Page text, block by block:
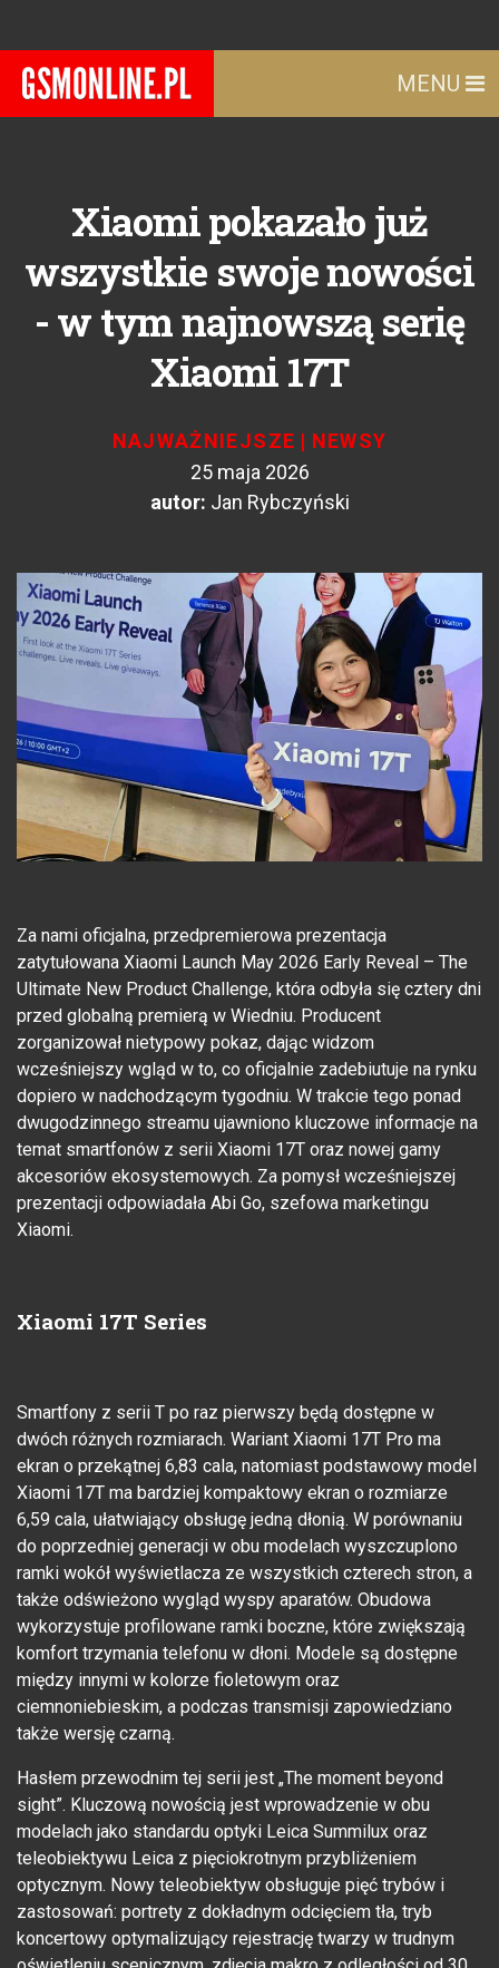
MENU
Xiaomi pokazało już
wszystkie swoje nowości
- w tym najnowszą serię
Xiaomi 17T
NAJWAŻNIEJSZE | NEWSY
25 maja 2026
autor: Jan Rybczyński
Za nami oficjalna, przedpremierowa prezentacja
zatytułowana Xiaomi Launch May 2026 Early Reveal – The
Ultimate New Product Challenge, która odbyła się cztery dni
przed globalną premierą w Wiedniu. Producent
zorganizował nietypowy pokaz, dając widzom
wcześniejszy wgląd w to, co oficjalnie zadebiutuje na rynku
dopiero w nadchodzącym tygodniu. W trakcie tego ponad
dwugodzinnego streamu ujawniono kluczowe informacje na
temat smartfonów z serii Xiaomi 17T oraz nowej gamy
akcesoriów ekosystemowych. Za pomysł wcześniejszej
prezentacji odpowiadała Abi Go, szefowa marketingu
Xiaomi.
Xiaomi 17T Series
Smartfony z serii T po raz pierwszy będą dostępne w
dwóch różnych rozmiarach. Wariant Xiaomi 17T Pro ma
ekran o przekątnej 6,83 cala, natomiast podstawowy model
Xiaomi 17T ma bardziej kompaktowy ekran o rozmiarze
6,59 cala, ułatwiający obsługę jedną dłonią. W porównaniu
do poprzedniej generacji w obu modelach wyszczuplono
ramki wokół wyświetlacza ze wszystkich czterech stron, a
także odświeżono wygląd wyspy aparatów. Obudowa
wykorzystuje profilowane ramki boczne, które zwiększają
komfort trzymania telefonu w dłoni. Modele są dostępne
między innymi w kolorze fioletowym oraz
ciemnoniebieskim, a podczas transmisji zapowiedziano
także wersję czarną.
Hasłem przewodnim tej serii jest „The moment beyond
sight”. Kluczową nowością jest wprowadzenie w obu
modelach jako standardu optyki Leica Summilux oraz
teleobiektywu Leica z pięciokrotnym przybliżeniem
optycznym. Nowy teleobiektyw obsługuje pięć trybów i
zastosowań: portrety z dokładnym odcięciem tła, tryb
koncertowy optymalizujący rejestrację twarzy w trudnym